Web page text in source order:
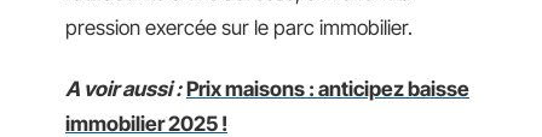
pression exercée sur le parc immobilier.
A voir aussi : Prix maisons : anticipez baisse
immobilier 2025 !